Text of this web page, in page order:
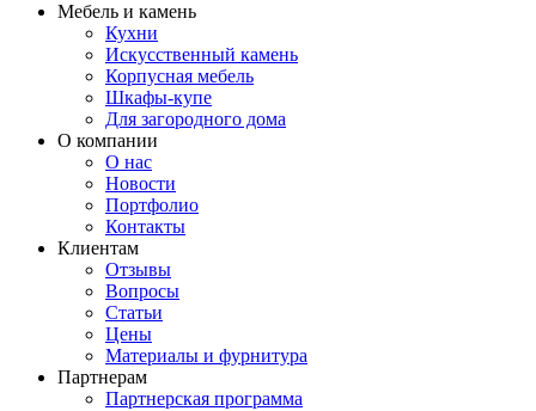
Мебель и камень
Кухни
Искусственный камень
Корпусная мебель
Шкафы-купе
Для загородного дома
О компании
О нас
Новости
Портфолио
Контакты
Клиентам
Отзывы
Вопросы
Статьи
Цены
Материалы и фурнитура
Партнерам
Партнерская программа